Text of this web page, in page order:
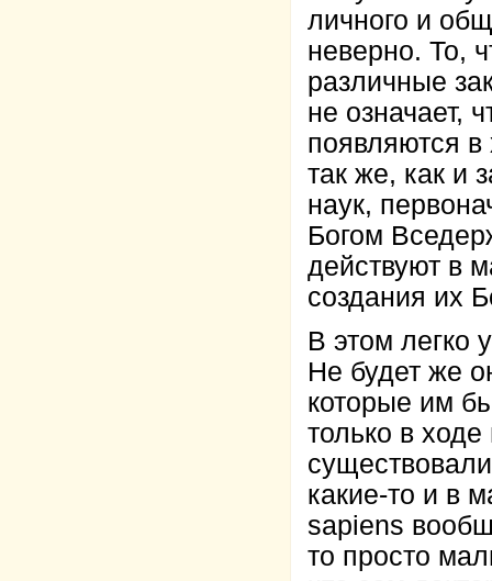
личного и
неверно. То,
различные
не означает,
появляются в
так же, как и
наук,
Богом
действуют в
создания их
В этом легко
Не будет же
которые им
только в
какие-то и в
sapiens
то просто